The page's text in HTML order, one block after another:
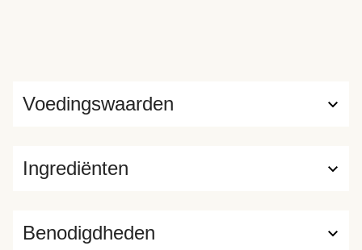
Ingrediënten
Voedingswaarden
Benodigdheden